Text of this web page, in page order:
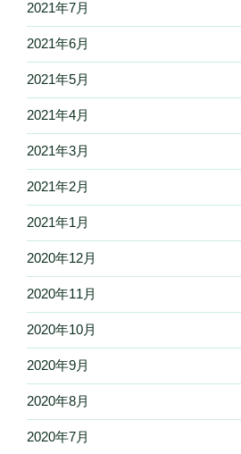
2021年7月
2021年6月
2021年5月
2021年4月
2021年3月
2021年2月
2021年1月
2020年12月
2020年11月
2020年10月
2020年9月
2020年8月
2020年7月